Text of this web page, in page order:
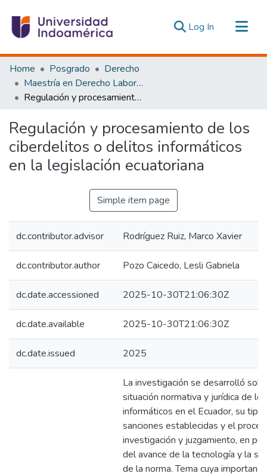
Log In (current)
Communities & Collections
All of DSpace
Statistics
Estadísticas Externas
Home Posgrado
Derecho
Maestría en Derecho Laboral y Seguridad Social
Regulación y procesamiento de los ciberdelitos o delitos informáticos en la legislación ecuatoriana
Regulación y procesamiento de los
ciberdelitos o delitos informáticos
en la legislación ecuatoriana
Simple item page
dc.contributor.advisor Rodríguez Ruiz, Marco Xavier
dc.contributor.author Pozo Caicedo, Lesli Gabriela
dc.date.accessioned 2025-10-30T21:06:30Z
dc.date.available 2025-10-30T21:06:30Z
dc.date.issued 2025
La investigación se desarrolló
situación normativa y jurídica de
informáticos en el Ecuador, su
sanciones establecidas y el
investigación y juzgamiento, en
del avance de la tecnología y la
de la norma. Tema cuya